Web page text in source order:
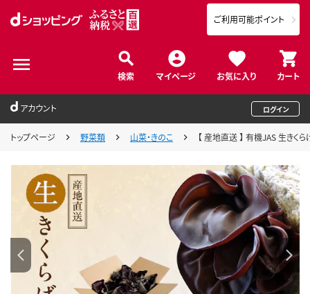
検索 マイページ お気に入り カート
ご利用可能ポイント
アカウント ログイン
トップページ 野菜類 山菜・きのこ 【 産地直送 】 有機JAS 生き